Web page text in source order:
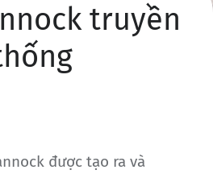
truyền
được tạo ra và